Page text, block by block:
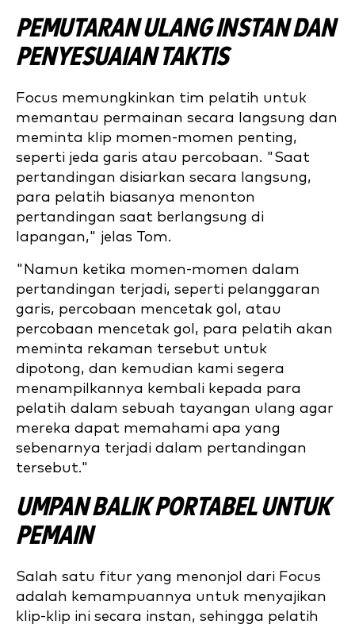
PEMUTARAN ULANG INSTAN DAN
PENYESUAIAN TAKTIS
Focus memungkinkan tim pelatih untuk
memantau permainan secara langsung dan
meminta klip momen-momen penting,
seperti jeda garis atau percobaan. "Saat
pertandingan disiarkan secara langsung,
para pelatih biasanya menonton
pertandingan saat berlangsung di
lapangan," jelas Tom.
"Namun ketika momen-momen dalam
pertandingan terjadi, seperti pelanggaran
garis, percobaan mencetak gol, atau
percobaan mencetak gol, para pelatih akan
meminta rekaman tersebut untuk
dipotong, dan kemudian kami segera
menampilkannya kembali kepada para
pelatih dalam sebuah tayangan ulang agar
mereka dapat memahami apa yang
sebenarnya terjadi dalam pertandingan
tersebut."
UMPAN BALIK PORTABEL UNTUK
PEMAIN
Salah satu fitur yang menonjol dari Focus
adalah kemampuannya untuk menyajikan
klip-klip ini secara instan, sehingga pelatih